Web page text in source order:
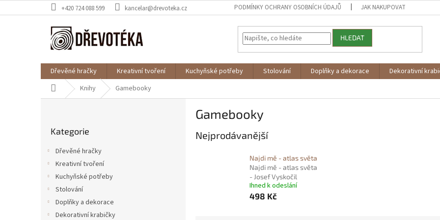
na
+420 724 088 599 kancelar@drevoteka.cz PODMÍNKY OCHRANY OSOBNÍCH ÚDAJŮ JAK NAKUPOVAT
HLEDAT
Dřevěné hračky Kreativní tvoření Kuchyňské potřeby Stolování Doplňky a dekorace Dekorativní
Domů Knihy Gamebooky
kategorie
Kategorie
Dřevěné hračky
Kreativní tvoření
Kuchyňské potřeby
Stolování
Doplňky a dekorace
Dekorativní krabičky
Gamebooky
Nejprodávanější
Najdi mě - atlas světa
Najdi mě - atlas světa
- Josef Vyskočil
Ihned k odeslání
498 Kč